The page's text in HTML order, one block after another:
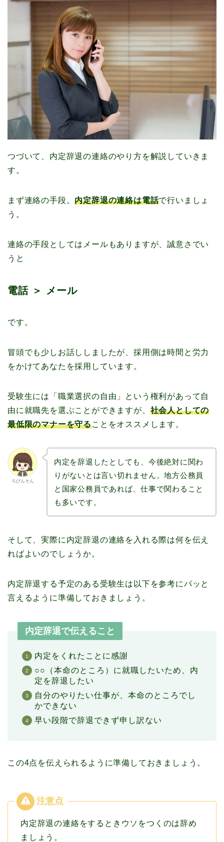
つづいて、内定辞退の連絡のやり方を解説していきま
す。
まず連絡の手段。内定辞退の連絡は電話で行いましょ
う。
連絡の手段としてはメールもありますが、誠意さでい
うと
電話 ＞ メール
です。
冒頭でも少しお話ししましたが、採用側は時間と労力
をかけてあなたを採用しています。
受験生には「職業選択の自由」という権利があって自
由に就職先を選ぶことができますが、 社会人としての
最低限のマナーを守ることをオススメします。
ろびんそん
内定を辞退したとしても、今後絶対に関わ
りがないとは言い切れません。地方公務員
と国家公務員であれば、仕事で関わること
も多いです。
そして、実際に内定辞退の連絡を入れる際は何を伝え
ればよいのでしょうか。
内定辞退する予定のある受験生は以下を参考にパッと
言えるように準備しておきましょう。
内定辞退で伝えること
内定をくれたことに感謝
○○（本命のところ）に就職したいため、内
定を辞退したい
自分のやりたい仕事が、本命のところでし
かできない
早い段階で辞退できず申し訳ない
この4点を伝えられるように準備しておきましょう。
内定辞退の連絡をするときウソをつくのは辞め
ましょう。